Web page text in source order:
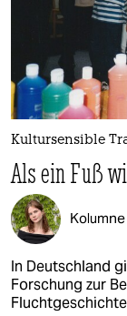
berlin
nord
wahrheit
verlag
verlag
veranstaltungen
shop
Kultursensible
Als ein Fuß
Kolumne
In Deutschland
Forschung zur